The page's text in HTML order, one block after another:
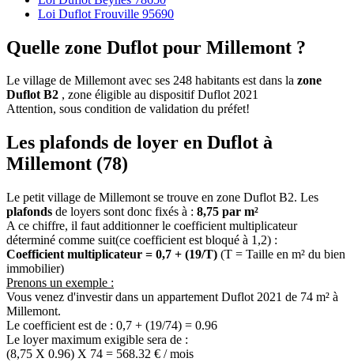
Loi Duflot Frouville 95690
Quelle zone Duflot pour Millemont ?
Le village de Millemont avec ses 248 habitants est dans la zone
Duflot B2 , zone éligible au dispositif Duflot 2021
Attention, sous condition de validation du préfet!
Les plafonds de loyer en Duflot à
Millemont (78)
Le petit village de Millemont se trouve en zone Duflot B2. Les
plafonds de loyers sont donc fixés à : 8,75 par m²
A ce chiffre, il faut additionner le coefficient multiplicateur
déterminé comme suit(ce coefficient est bloqué à 1,2) :
Coefficient multiplicateur = 0,7 + (19/T) (T = Taille en m² du bien
immobilier)
Prenons un exemple :
Vous venez d'investir dans un appartement Duflot 2021 de 74 m² à
Millemont.
Le coefficient est de : 0,7 + (19/74) = 0.96
Le loyer maximum exigible sera de :
(8,75 X 0.96) X 74 = 568.32 € / mois